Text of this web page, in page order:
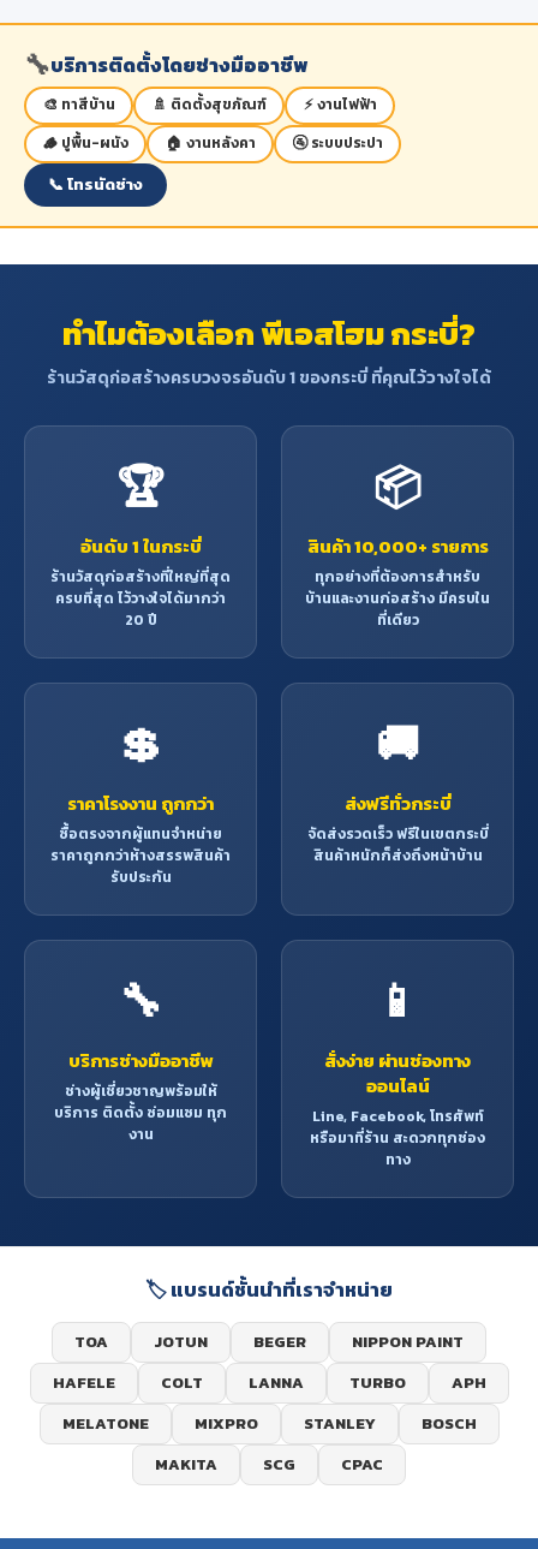
ลูกบาศก์เมตร
ลักษณะคุณสมบัติ
- เป็นไม้ขนาดใหญ่มีอยู่ทั่วไปเมื่อ
เลื่อยไสแล้วระยะแรกจะเป็นสี
น้ำตาลอ่อน หากทิ้งไว้นานจะไม้จะ
เปลี่ยนเป็นสีน้ำตาลแก่แกมแดง
สร้างส่วนที่รับน้ำหนักได้ดี
ข้อจำกัด: เสี้ยนหยาบสับสน ทำให้
ไสกบตกแต่งได้ยาก เนื้อไม้มักจะมี
รอยร้าวเป็นเส้นผมปรากฏหัวไม้มัก
ค่อยใช้ในการสร้างสิ่งประณีต
: ใช้ทำหมอนรางรถไฟ
เครื่องมืออกสิกรรม เก้าอี้ ชิงช้า
การสร้างบ้านเรือนที่รับน้ำหนัก
มาก ด้ามเครื่องมือกสิกรรม
โครงสร้างอาคาร เช่น ตง คาน
วงกบ ประตูหน้าต่าง โครงหลังคา
🔧บริการติดตั้งโดยช่างมืออาชีพ
🎨 ทาสีบ้าน 🚿 ติดตั้งสุขภัณฑ์
⚡ งานไฟฟ้า
🪵 ปูพื้น-ผนัง
🏠 งานหลังคา 🚰 ระบบประปา
📞 โทรนัดช่าง
ทำไมต้องเลือก พีเอสโฮม กระบี่?
ร้านวัสดุก่อสร้างครบวงจรอันดับ 1 ของกระบี่ ที่คุณไว้วางใจได้
🏆
อันดับ 1 ในกระบี่
ร้านวัสดุก่อสร้างที่ใหญ่ที่สุด
ครบที่สุด ไว้วางใจได้มากว่า
20 ปี
📦
สินค้า 10,000+ รายการ
ทุกอย่างที่ต้องการสำหรับ
บ้านและงานก่อสร้าง มีครบใน
ที่เดียว
💲
ราคาโรงงาน ถูกกว่า
ซื้อตรงจากผู้แทนจำหน่าย
ราคาถูกกว่าห้างสรรพสินค้า
รับประกัน
🚚
ส่งฟรีทั่วกระบี่
จัดส่งรวดเร็ว ฟรีในเขตกระบี่
สินค้าหนักก็ส่งถึงหน้าบ้าน
🔧
บริการช่างมืออาชีพ
ช่างผู้เชี่ยวชาญพร้อมให้
บริการ ติดตั้ง ซ่อมแซม ทุก
งาน
📱
สั่งง่าย ผ่านช่องทาง
ออนไลน์
Line, Facebook, โทรศัพท์
หรือมาที่ร้าน สะดวกทุกช่อง
ทาง
🏷️ แบรนด์ชั้นนำที่เราจำหน่าย
TOA JOTUN BEGER
NIPPON PAINT
HAFELE
COLT LANNA TURBO
APH
MELATONE
MIXPRO STANLEY
BOSCH
MAKITA
SCG CPAC